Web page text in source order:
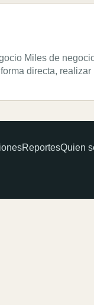
Miles de
directa, realizar
ReportesQuien